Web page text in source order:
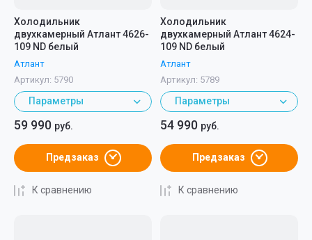
Холодильник
двухкамерный Атлант 4626-
109 ND белый
Атлант
Артикул: 5790
Параметры
59 990 руб.
Предзаказ
К сравнению
Холодильник
двухкамерный Атлант 4624-
109 ND белый
Атлант
Артикул: 5789
Параметры
54 990 руб.
Предзаказ
К сравнению